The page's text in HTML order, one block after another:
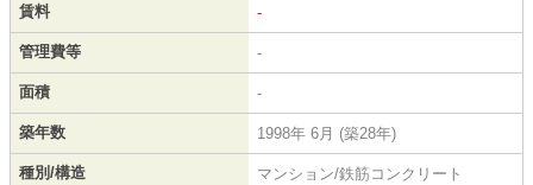
賃料 -
管理費等 -
面積 -
築年数 1998年 6月 (築28年)
種別/構造 マンション/鉄筋コンクリート